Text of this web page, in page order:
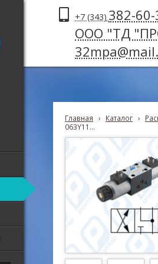
+7 (343) 382-
ООО "ТД
Главная › Каталог ›
063Y11...